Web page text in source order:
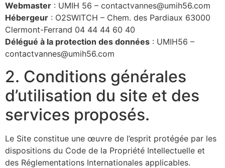
Webmaster : UMIH 56 – contactvannes@umih56.com
Hébergeur : O2SWITCH – Chem. des Pardiaux 63000
Clermont-Ferrand 04 44 44 60 40
Délégué à la protection des données : UMIH56 –
contactvannes@umih56.com
2. Conditions générales
d’utilisation du site et des
services proposés.
Le Site constitue une œuvre de l’esprit protégée par les
dispositions du Code de la Propriété Intellectuelle et
des Réglementations Internationales applicables.